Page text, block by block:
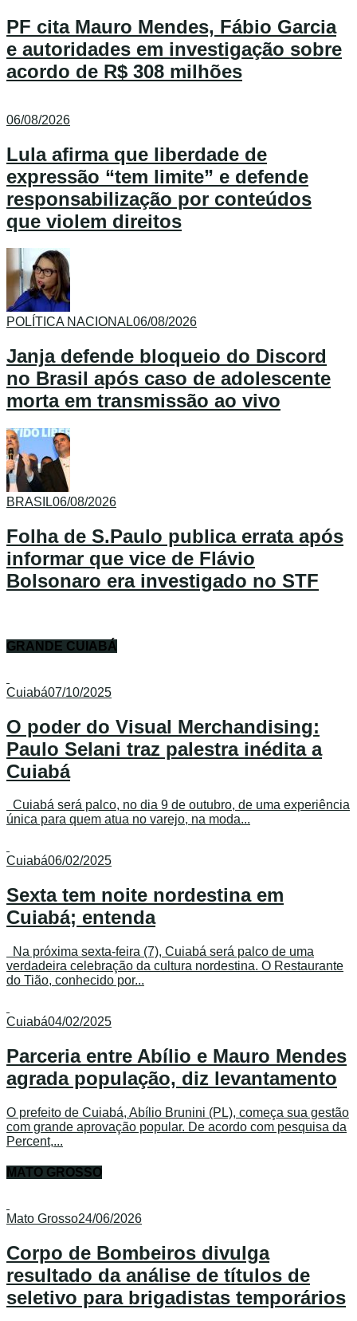
PF cita Mauro Mendes, Fábio Garcia
e autoridades em investigação sobre
acordo de R$ 308 milhões
06/08/2026
Lula afirma que liberdade de
expressão “tem limite” e defende
responsabilização por conteúdos
que violem direitos
POLÍTICA NACIONAL06/08/2026
Janja defende bloqueio do Discord
no Brasil após caso de adolescente
morta em transmissão ao vivo
BRASIL06/08/2026
Folha de S.Paulo publica errata após
informar que vice de Flávio
Bolsonaro era investigado no STF
GRANDE CUIABÁ
Cuiabá07/10/2025
O poder do Visual Merchandising:
Paulo Selani traz palestra inédita a
Cuiabá
Cuiabá será palco, no dia 9 de outubro, de uma experiência
única para quem atua no varejo, na moda...
Cuiabá06/02/2025
Sexta tem noite nordestina em
Cuiabá; entenda
Na próxima sexta-feira (7), Cuiabá será palco de uma
verdadeira celebração da cultura nordestina. O Restaurante
do Tião, conhecido por...
Cuiabá04/02/2025
Parceria entre Abílio e Mauro Mendes
agrada população, diz levantamento
O prefeito de Cuiabá, Abílio Brunini (PL), começa sua gestão
com grande aprovação popular. De acordo com pesquisa da
Percent,...
MATO GROSSO
Mato Grosso24/06/2026
Corpo de Bombeiros divulga
resultado da análise de títulos de
seletivo para brigadistas temporários